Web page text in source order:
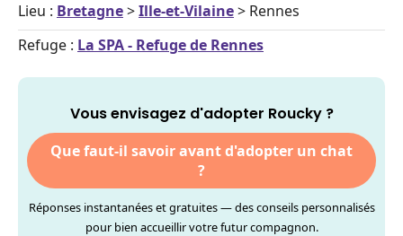
Lieu : Bretagne>Ille-et-Vilaine> Rennes
Refuge : La SPA - Refuge de Rennes
Vous envisagez d'adopter Roucky ?
Que faut-il savoir avant d'adopter un chat
?
Réponses instantanées et gratuites — des conseils personnalisés
pour bien accueillir votre futur compagnon.